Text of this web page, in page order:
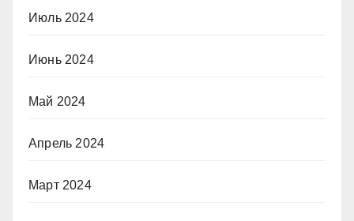
Июль 2024
Июнь 2024
Май 2024
Апрель 2024
Март 2024